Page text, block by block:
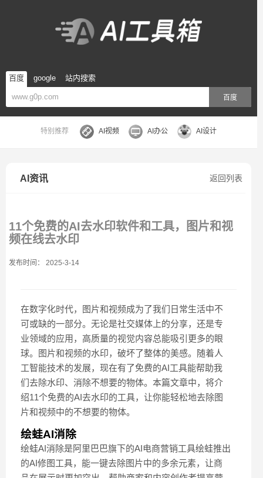
百度 google 站内搜索
百度
特别推荐 AI视频 AI办公 AI设计
返回列表
AI资讯
11个免费的AI去水印软件和工具，图片和视
频在线去水印
发布时间： 2025-3-14
在数字化时代，图片和视频成为了我们日常生活中不
可或缺的一部分。无论是社交媒体上的分享，还是专
业领域的应用，高质量的视觉内容总能吸引更多的眼
球。图片和视频的水印，破坏了整体的美感。随着人
工智能技术的发展，现在有了免费的AI工具能帮助我
们去除水印、消除不想要的物体。本篇文章中，将介
绍11个免费的AI去水印的工具，让你能轻松地去除图
片和视频中的不想要的物体。
绘蛙AI消除
绘蛙AI消除是阿里巴巴旗下的AI电商营销工具绘蛙推出
的AI修图工具，能一键去除图片中的多余元素，让商